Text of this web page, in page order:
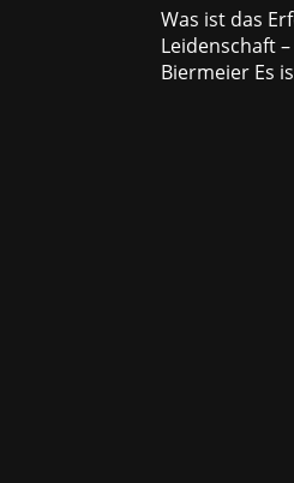
Was ist das
Leidenschaft
Biermeier Es